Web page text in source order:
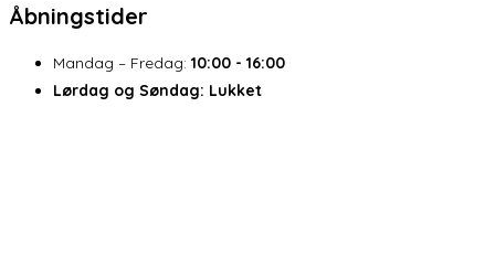
Åbningstider
Mandag – Fredag: 10:00 - 16:00
Lørdag og Søndag: Lukket